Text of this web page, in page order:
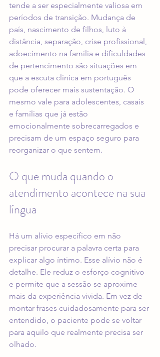
tende a ser especialmente valiosa em
períodos de transição. Mudança de
país, nascimento de filhos, luto à
distância, separação, crise profissional,
adoecimento na família e dificuldades
de pertencimento são situações em
que a escuta clínica em português
pode oferecer mais sustentação. O
mesmo vale para adolescentes, casais
e famílias que já estão
emocionalmente sobrecarregados e
precisam de um espaço seguro para
reorganizar o que sentem.
O que muda quando o
atendimento acontece na sua
língua
Há um alívio específico em não
precisar procurar a palavra certa para
explicar algo íntimo. Esse alívio não é
detalhe. Ele reduz o esforço cognitivo
e permite que a sessão se aproxime
mais da experiência vivida. Em vez de
montar frases cuidadosamente para ser
entendido, o paciente pode se voltar
para aquilo que realmente precisa ser
olhado.